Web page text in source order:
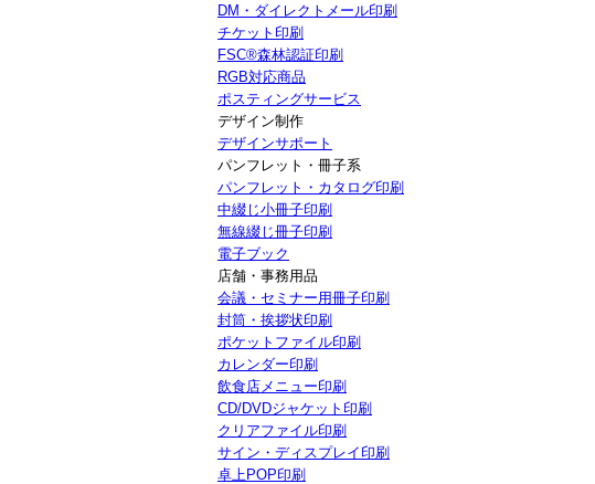
DM・ダイレクトメール印刷
チケット印刷
FSC®森林認証印刷
RGB対応商品
ポスティングサービス
デザイン制作
デザインサポート
パンフレット・冊子系
パンフレット・カタログ印刷
中綴じ小冊子印刷
無線綴じ冊子印刷
電子ブック
店舗・事務用品
会議・セミナー用冊子印刷
封筒・挨拶状印刷
ポケットファイル印刷
カレンダー印刷
飲食店メニュー印刷
CD/DVDジャケット印刷
クリアファイル印刷
サイン・ディスプレイ印刷
卓上POP印刷